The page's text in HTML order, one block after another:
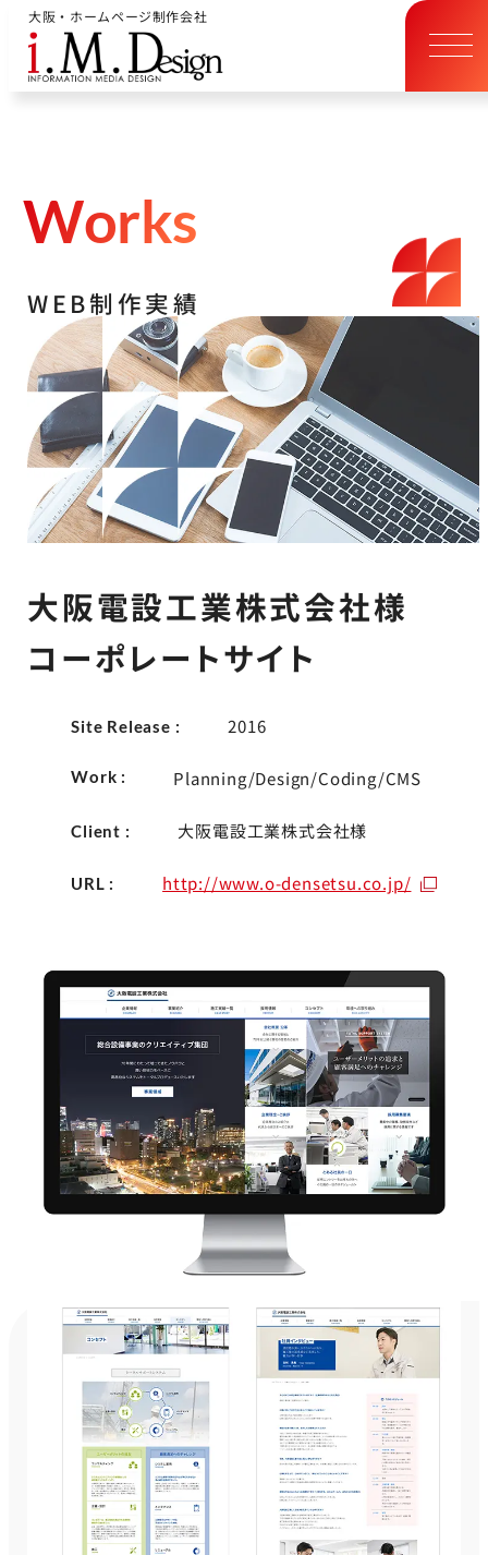
大阪・ホームページ制作会社
Works
WEB制作実績
大阪電設工業株式会社様
コーポレートサイト
Site Release : 2016
Work : Planning/Design/Coding/CMS
Client : 大阪電設工業株式会社様
URL : http://www.o-densetsu.co.jp/